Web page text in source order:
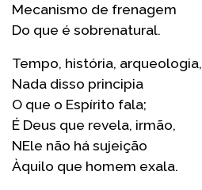
Mecanismo de frenagem
Do que é sobrenatural.
Tempo, história, arqueologia,
Nada disso principia
O que o Espírito fala;
É Deus que revela, irmão,
NEle não há sujeição
Àquilo que homem exala.